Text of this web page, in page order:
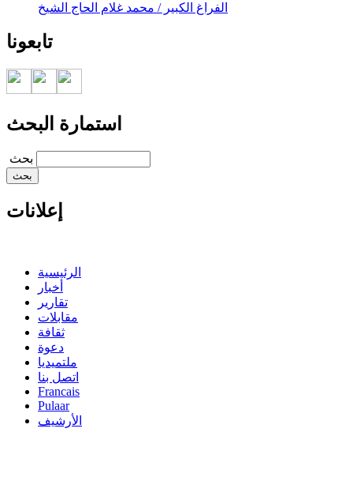
الفراغ الكبير / محمد غلام الحاج الشيخ
تابعونا
استمارة البحث
‏بحث ‏
إعلانات
الرئيسية
أخبار
تقارير
مقابلات
ثقافة
دعوة
ملتميديا
اتصل بنا
Francais
Pulaar
الأرشيف